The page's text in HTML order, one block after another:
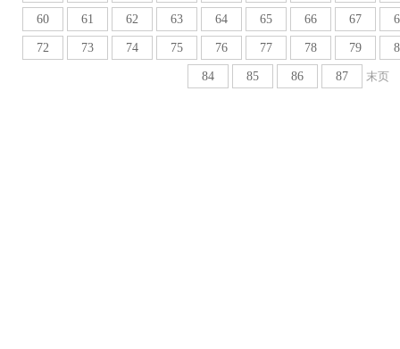
60 61 62 63 64 65 66 67
72 73 74 75 76 77 78 79
84 85 86 87 末页